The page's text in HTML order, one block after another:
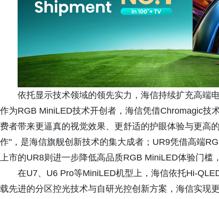
依托显示技术领域的领先实力，海信持续扩充高端
作为RGB MiniLED技术开创者，海信凭借Chromagic技
费者带来更逼真的视觉效果、更舒适的护眼体验与更高
作"，是海信旗舰创新技术的集大成者；UR9凭借高端
上市的UR8则进一步降低高品质RGB MiniLED体验门槛
在U7、U6 Pro等MiniLED机型上，海信依托Hi-
载先进的分区控光技术与自研光控创新方案，海信实现